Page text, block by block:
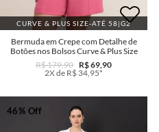
CURVE & PLUS SIZE-ATÉ 58|G2
Bermuda em Crepe com Detalhe de
Botões nos Bolsos Curve & Plus Size
R$ 179,90 R$ 69,90
2X de R$ 34,95*
46% Off